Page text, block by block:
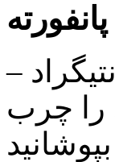
– فر را با دمای ۳۲۰ درجه فارنهایت یا ۱۶۰ درجه سانتیگراد
۲۳ سانتیمتری را چرب